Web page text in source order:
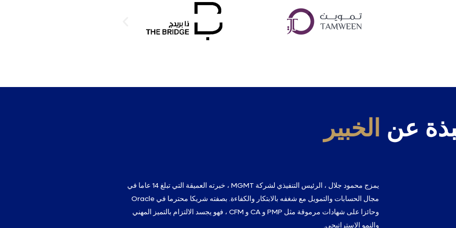
عن الخبير
يمزج محمود جلال ، الرئيس التنفيذي لشركة MGMT ، خبرته العميقة التي تبلغ 14 عاما في
مجال الحسابات والتمويل مع شغفه بالابتكار والكفاءة. بصفته شريكا محترما في Oracle
وحائزا على شهادات مرموقة مثل PMP و CA و CFM ، فهو يجسد الالتزام بالتميز المهني
والنمو الاستراتيجي.